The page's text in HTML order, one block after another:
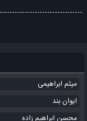
میثم ابراهیمی
ایوان بند
محسن ابراهیم زاده